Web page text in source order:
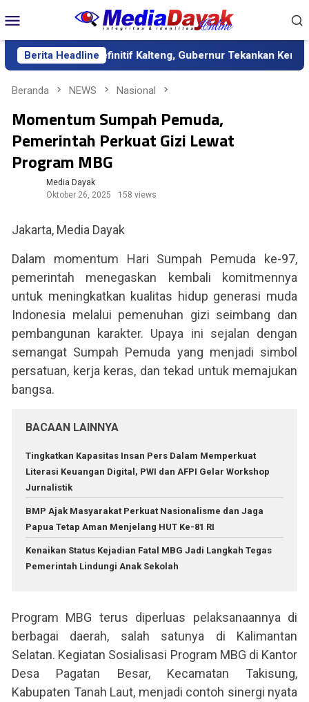
ke
kontenMobile
Berita Headline
Sekda Definitif Kalteng, Gubernur Tekankan Kerja
Beranda NEWS Nasional
Momentum Sumpah Pemuda,
Pemerintah Perkuat Gizi Lewat
Program MBG
Media Dayak
Oktober 26, 2025
158 views
Jakarta, Media Dayak
Dalam momentum Hari Sumpah Pemuda ke-97,
pemerintah menegaskan kembali komitmennya
untuk meningkatkan kualitas hidup generasi muda
Indonesia melalui pemenuhan gizi seimbang dan
pembangunan karakter. Upaya ini sejalan dengan
semangat Sumpah Pemuda yang menjadi simbol
persatuan, kerja keras, dan tekad untuk memajukan
bangsa.
BACAAN LAINNYA
Tingkatkan Kapasitas Insan Pers Dalam Memperkuat
Literasi Keuangan Digital, PWI dan AFPI Gelar Workshop
Jurnalistik
BMP Ajak Masyarakat Perkuat Nasionalisme dan Jaga
Papua Tetap Aman Menjelang HUT Ke-81 RI
Kenaikan Status Kejadian Fatal MBG Jadi Langkah Tegas
Pemerintah Lindungi Anak Sekolah
Program MBG terus diperluas pelaksanaannya di
berbagai daerah, salah satunya di Kalimantan
Selatan. Kegiatan Sosialisasi Program MBG di Kantor
Desa Pagatan Besar, Kecamatan Takisung,
Kabupaten Tanah Laut, menjadi contoh sinergi nyata